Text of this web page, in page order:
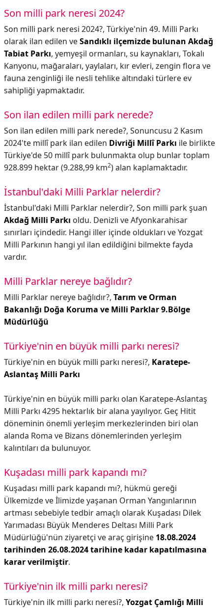
Son milli park neresi 2024?
Son milli park neresi 2024?, Türkiye'nin 49. Milli Parkı
olarak ilan edilen veSandıklı ilçemizde bulunan Akdağ
Tabiat Parkı, yemyeşil ormanları, su kaynakları, Tokalı
Kanyonu, mağaraları, yaylaları, kır evleri, zengin flora ve
fauna zenginliği ile nesli tehlike altındaki türlere ev
sahipliği yapmaktadır.
Son ilan edilen milli park nerede?
Son ilan edilen milli park nerede?, Sonuncusu 2 Kasım
2024'te millî park ilan edilen Divriği Millî Parkı ile birlikte
Türkiye'de 50 millî park bulunmakta olup bunlar toplam
928.899 hektar (9.288,99 km2) alan kaplamaktadır.
İstanbul'daki Milli Parklar nelerdir?
İstanbul'daki Milli Parklar nelerdir?, Son milli park şuan
Akdağ Milli Parkı oldu. Denizli ve Afyonkarahisar
sınırları içindedir. Hangi iller içinde oldukları ve Yozgat
Milli Parkının hangi yıl ilan edildiğini bilmekte fayda
vardır.
Milli Parklar nereye bağlıdır?
Milli Parklar nereye bağlıdır?, Tarım ve Orman
Bakanlığı Doğa Koruma ve Milli Parklar 9.Bölge
Müdürlüğü
Türkiye'nin en büyük milli parkı neresi?
Türkiye'nin en büyük milli parkı neresi?, Karatepe-
Aslantaş Milli Parkı
Türkiye'nin en büyük milli parkı olan Karatepe-Aslantaş
Milli Parkı 4295 hektarlık bir alana yayılıyor. Geç Hitit
döneminin önemli yerleşim merkezlerinden biri olan
alanda Roma ve Bizans dönemlerinden yerleşim
kalıntıları da bulunuyor.
Kuşadası milli park kapandı mı?
Kuşadası milli park kapandı mı?, hükmü gereği
Ülkemizde ve İlimizde yaşanan Orman Yangınlarının
artması sebebiyle tedbir amaçlı olarak Kuşadası Dilek
Yarımadası Büyük Menderes Deltası Milli Park
Müdürlüğü'nün ziyaretçi ve araç girişine 18.08.2024
tarihinden 26.08.2024 tarihine kadar kapatılmasına
karar verilmiştir.
Türkiye'nin ilk milli parkı neresi?
Türkiye'nin ilk milli parkı neresi?, Yozgat Çamlığı Milli